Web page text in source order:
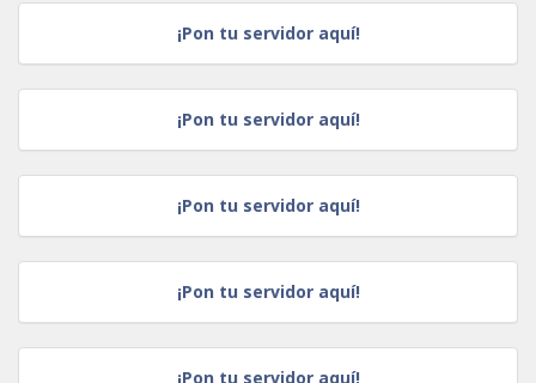
¡Pon tu servidor aquí!
¡Pon tu servidor aquí!
¡Pon tu servidor aquí!
¡Pon tu servidor aquí!
¡Pon tu servidor aquí!